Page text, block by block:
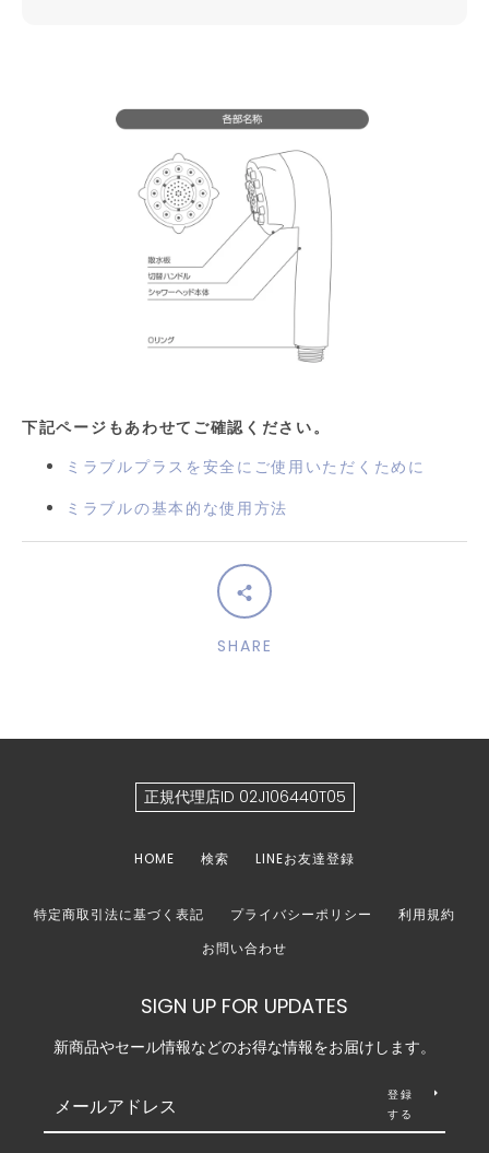
下記ページもあわせてご確認ください。
ミラブルプラスを安全にご使用いただくために
ミラブルの基本的な使用方法
SHARE
正規代理店ID 02J106440T05
HOME 検索 LINEお友達登録
特定商取引法に基づく表記 プライバシーポリシー
利用規約
お問い合わせ
SIGN UP FOR UPDATES
新商品やセール情報などのお得な情報をお届けします。
登録
する